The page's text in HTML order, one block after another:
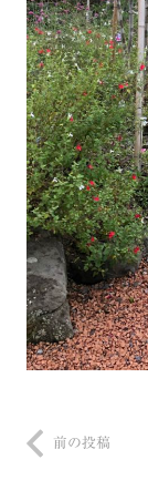
前の投稿